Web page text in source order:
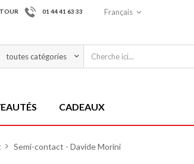
01 44 41 63 33 Français
CADEAUX
> Semi-contact - Davide Morini